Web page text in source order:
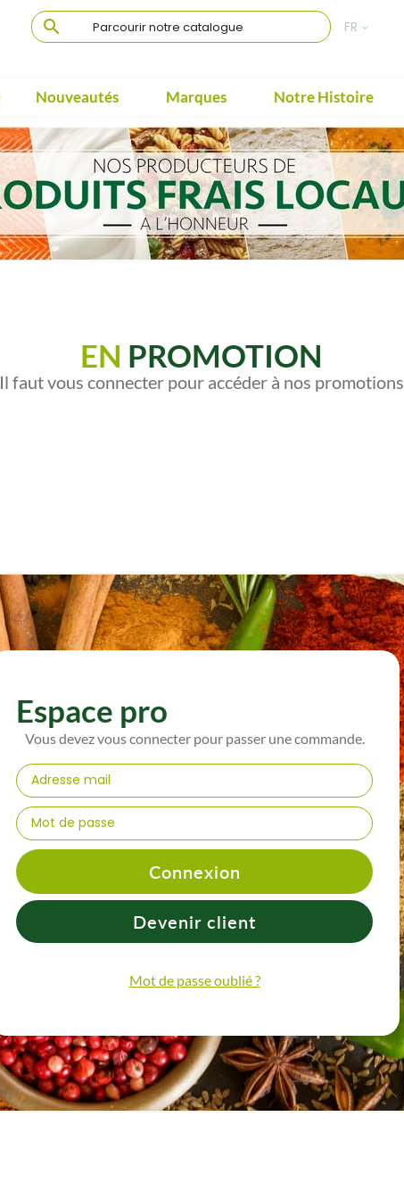
 FR 
Nouveautés Marques Notre Histoire
EN PROMOTION
Il faut vous connecter pour accéder à nos promotions
Espace pro
Vous devez vous connecter pour passer une commande.
Connexion
Devenir client
Mot de passe oublié ?